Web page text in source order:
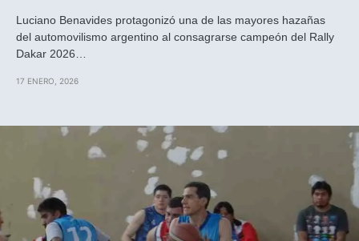
Luciano Benavides protagonizó una de las mayores hazañas
del automovilismo argentino al consagrarse campeón del Rally
Dakar 2026…
17 ENERO, 2026